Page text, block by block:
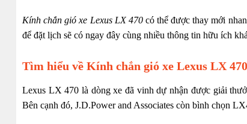
Kính chắn gió xe Lexus LX 470có thể được thay mới
để đặt lịch sẽ có ngay đây cùng nhiều thông tin hữu ích
Tìm hiểu về Kính chắn gió xe Lexus LX 470
Lexus LX 470 là dòng xe đã vinh dự nhận được giải
Bên cạnh đó, J.D.Power and Associates còn bình chọn